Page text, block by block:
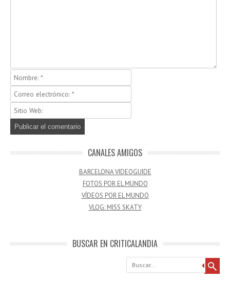
CANALES AMIGOS
BARCELONA VIDEOGUIDE
FOTOS POR EL MUNDO
VÍDEOS POR EL MUNDO
VLOG: MISS SKATY
BUSCAR EN CRITICALANDIA
Buscar